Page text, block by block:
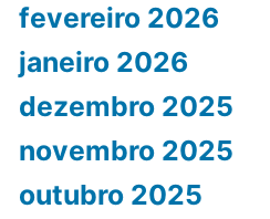
fevereiro 2026
janeiro 2026
dezembro 2025
novembro 2025
outubro 2025